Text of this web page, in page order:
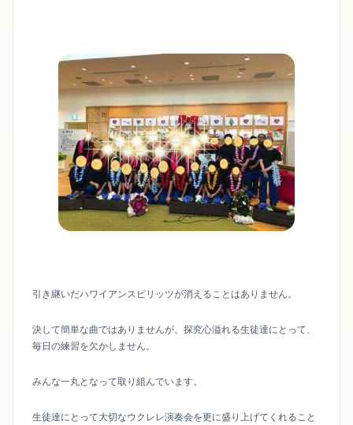
引き継いだハワイアンスピリッツが消えることはありません。
決して簡単な曲ではありませんが、探究心溢れる生徒達にとって、
毎日の練習を欠かしません。
みんな一丸となって取り組んでいます。
生徒達にとって大切なウクレレ演奏会を更に盛り上げてくれること